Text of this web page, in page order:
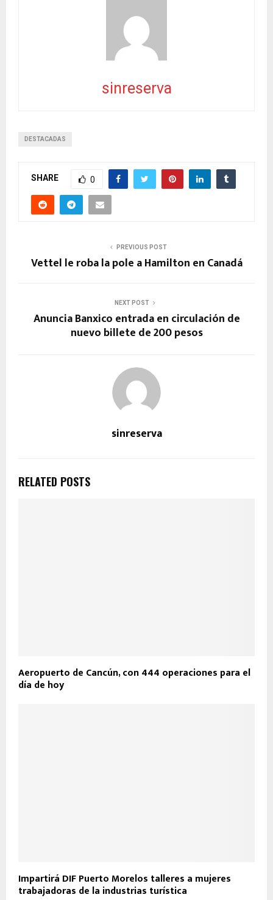
sinreserva
DESTACADAS
SHARE 0
PREVIOUS POST
Vettel le roba la pole a Hamilton en Canadá
NEXT POST
Anuncia Banxico entrada en circulación de
nuevo billete de 200 pesos
sinreserva
RELATED POSTS
Aeropuerto de Cancún, con 444 operaciones para el
día de hoy
Impartirá DIF Puerto Morelos talleres a mujeres
trabajadoras de la industrias turística